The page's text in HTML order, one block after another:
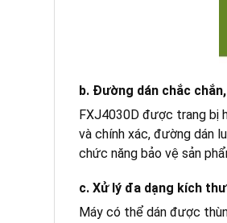
b. Đường dán chắc
FXJ4030D được trang bị
và chính xác, đường dán
chức năng bảo vệ sản
c. Xử lý đa dạng kích
Máy có thể dán được